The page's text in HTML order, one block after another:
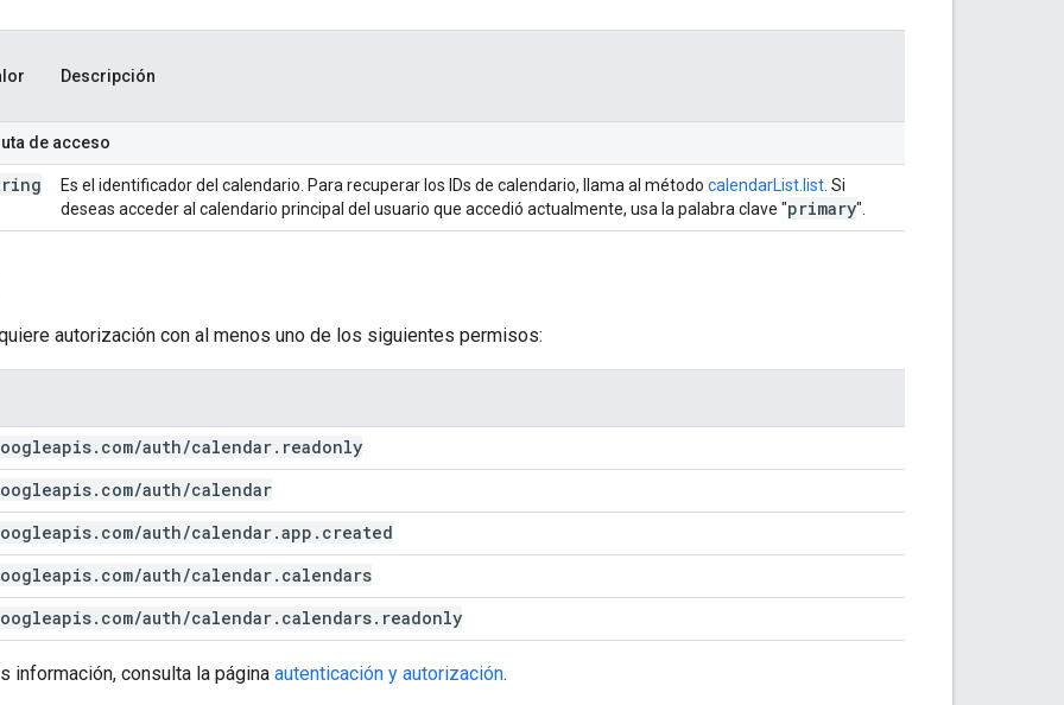
Descripción
de acceso
Es el identificador del calendario. Para recuperar los IDs de calendario, llama al método calendarList.list . Si
deseas acceder al calendario principal del usuario que accedió actualmente, usa la palabra clave "primary".
autorización con al menos uno de los siguientes permisos:
. com/auth/calendar. readonly
. com/auth/calendar
. com/auth/calendar.app . created
. com/auth/calendar. calendars
. com/auth/calendar. calendars. readonly
información, consulta la página autenticación y autorización.